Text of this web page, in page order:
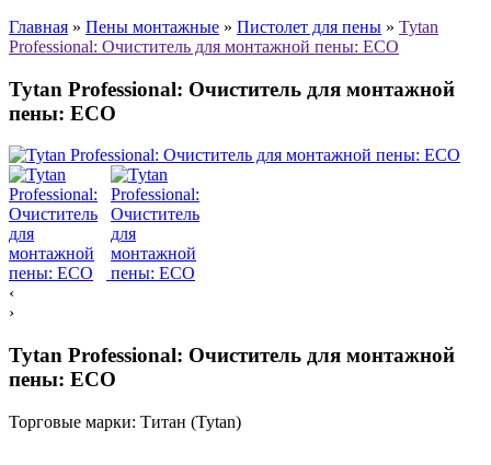
Главная » Пены монтажные » Пистолет для пены » Tytan
Professional: Очиститель для монтажной пены: ЕСО
Tytan Professional: Очиститель для монтажной
пены: ЕСО
‹
›
Tytan Professional: Очиститель для монтажной
пены: ЕСО
Торговые марки: Титан (Tytan)